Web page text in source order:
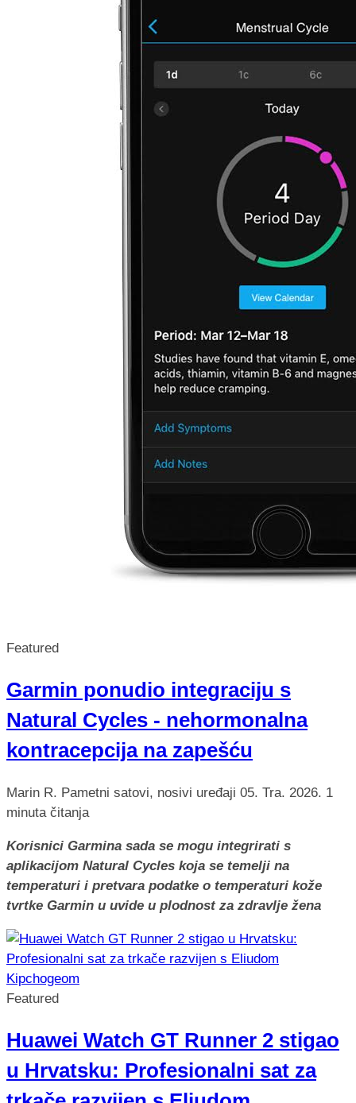
Featured
Garmin ponudio integraciju s
Natural Cycles - nehormonalna
kontracepcija na zapešću
Marin R. Pametni satovi, nosivi uređaji 05. Tra. 2026. 1
minuta čitanja
Korisnici Garmina sada se mogu integrirati s
aplikacijom Natural Cycles koja se temelji na
temperaturi i pretvara podatke o temperaturi kože
tvrtke Garmin u uvide u plodnost za zdravlje žena
Featured
Huawei Watch GT Runner 2 stigao
u Hrvatsku: Profesionalni sat za